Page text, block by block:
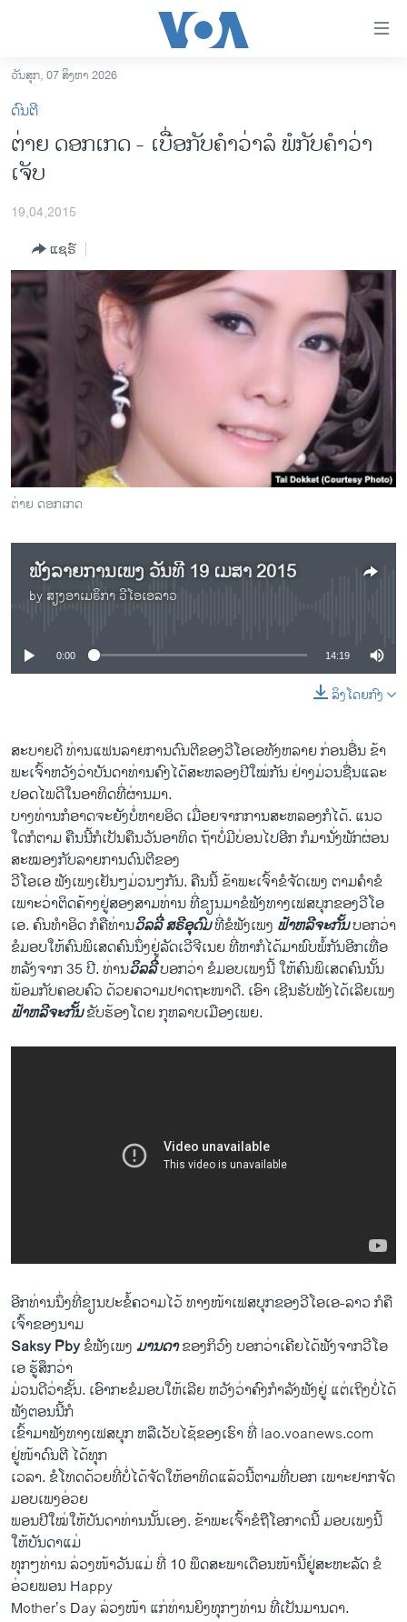
ເຂົ້າ
ຫາ
ຂ້າມ
ຂ້າມ
ຂ້າມ
ຫາ
ລາວ
ອາເມຣິກາ
ຂ່າວ​ຈີນ
ໂລກ
ເອເຊຍ
ອິດສະຫຼະພາບດ້ານການຂ່າວ
ຊີວິດຊາວລາວ
ຊຸມຊົນຊາວລາວ
ວິທະຍາສາດ-ເທັກໂນໂລຈີ
ທຸລະກິດ
ພາສາອັງກິດ
ລາຍການກະຈາຍສຽງ
ຕິດຕາມພວກເຮົາ ທີ່
ວັນສຸກ, 07 ສິງຫາ 2026
ດົນຕີ
ຕ່າຍ ດອກເກດ - ເບື່ອກັບຄຳວ່າລໍ ພໍກັບຄຳວ່າ
ເຈັບ
19,04,2015
ແຊຣ໌
ຕ່າຍ ດອກເກດ
ຟັງລາຍການເພງ ວັນທີ 19 ເມສາ 2015
by ສຽງອາເມຣິກາ ວີໂອເອລາວ
No media source currently available
0:00 14:19
ລິງໂດຍກົງ
ສະບາ​ຍດີ ທ່ານ​ແຟນລາຍການ​ດົນຕີ​ຂອງ​ວີ​ໂອ​ເອທັງຫລາຍ ກ່ອນ​ອື່ນ ຂ້າ
ພະ​ເຈົ້າຫວັງ​ວ່າ​ບັນດາ​ທ່ານ​ຄົງ​ໄດ້ສະຫລອງປີ​ໃໝ່​ກັນ ຢ່າງ​ມ່ວນ​ຊື່ນແລະ​
ປອດ​ໄພ​ດີໃນ​ອາທິດ​ທີ່​ຜ່ານ​ມາ.
ບາງ​ທ່ານ​ກໍ​ອາດ​ຈະ​ຍັງ​ບໍ່​ຫາຍ​ອິດ ​ເມື່ອຍ​ຈາກ​ການ​ສະຫລອງ​ກໍ​ໄດ້. ​ແນວ​
ໃດ​ກໍ​ຕາມ ຄືນ​ນີ້​ກໍ​ເປັນ​ຄືນ​ວັນ​ອາທິດ ຖ້າ​ບໍ່​ມີ​ບ່ອນ​ໄປ​ອີກ ກໍ​ມາ​ນັ່ງ​ພັກ​ຜ່​ອນ
ສະ​ໝອງ​ກັບ​ລາຍ​ການດົນຕີ​ຂອງ
ວີ​ໂອ​ເອ ຟັງເພງ​ເຢັນໆ​ມ່ວນໆ​ກັນ. ຄືນ​ນີ້ ຂ້າພະ​ເຈົ້າ​ຂໍ​ຈັດ​ເພງ ຕາມ​ຄຳ​ຂໍ​ ​
ເພາະວ່າ​ຕິດ​ຄ້າງ​ຢູ່​ສອງ​ສາມ​ທ່ານ ທີ່​ຂຽນ​ມາ​ຂໍ​ຟັງ​ທາງ​ເຟສບຸກຂອງ​ວີ​ໂອ​
ເອ. ຄົນທຳ​ອິດ ກໍ​ຄືທ່ານ​ວິລລີ່ ສຣີອຸດົມທີ່​ຂໍ​ຟັງ​ເພງ ຟ້າ​ຫລີ​ຈະ​ກັ້ນບອກ​ວ່າ
​ຂໍ​ມອບ​ໃຫ້​ຄົນ​ພິ​ເສດ​ຄົນ​ນຶ່ງຢູ່​ລັດ​ເວີ​ຈີ​ເນ​ຍ ທີ່​ຫາ​ກໍ​ໄດ້​ມາ​ພົບ​ພໍ້​ກັນ​ອີກ​ເທື່ອ
ຫລັງ​ຈາກ 35 ປີ. ທ່ານ​ວິລລີ່ບອກ​ວ່າ ຂໍ​ມອບ​ເພງ​ນີ້ ​ໃຫ້​ຄົນ​ພິ​ເສດ​ຄົນ​ນັ້ນ ​
ພ້ອມ​ກັບ​ຄອບຄົວ ດ້ວຍຄວາມ​ປາດ​ຖະໜາ​ດີ. ​ເອົາ ​ເຊີນ​ຮັບ​ຟັງ​ໄດ້​ເລີຍ​ເພງ
ຟ້າ​ຫລີ​ຈະ​ກັ້ນຂັບ​ຮ້ອງ​ໂດຍ ກຸຫລາບ​ເມືອງ​ເພຍ.
ອີກ​ທ່ານ​ນຶ່ງ​ທີ່ຂຽນປະ​ຂໍ້ຄວາມ​ໄວ້ ທາງໜ້າ​ເຟສບຸກຂອງ​ວີ​ໂອ​ເອ-ລາວ ກໍ​ຄື
ເຈົ້າຂອງນາມ
Saksy Pbyຂໍ​ຟັງ​ເພງມານ​ດາຂອງ​ກິ​ວົງ ບອກ​ວ່າ​ເຄີຍ​ໄດ້​ຟັງ​ຈາກ​ວີ​ໂອ​
ເອ ຮູ້ສຶກ​ວ່າ​
ມ່ວນ​ດີ​ວ່າ​ຊັ້ນ. ​ເອົາ​ກະ​ຂໍ​ມອບ​ໃຫ້​ເລີ​ຍ ຫວັງ​ວ່າ​ຄົງ​ກຳລັງ​ຟັງ​ຢູ່ ​ແຕ່ເຖິງ​ບໍ່​ໄດ້​
ຟັງ​ຕອນ​ນີ້​ກໍ
ເຂົ້າ​ມາ​ຟັງ​ທາງ​ເຟສບຸກ ຫລື​ເວັບ​ໄຊ້ຂອງ​ເຮົາ​ ທີ່ lao.voanews.com ​
ຢູ່ໜ້າ​ດົນ​ຕີ ໄດ້​ທຸກ
ເວລາ. ຂໍ​ໂທດ​ດ້ວຍ​ທີ່​ບໍ່​ໄດ້​ຈັດ​ໃຫ້​ອາທິດ​ແລ້ວ​ນີ້ຕາມ​ທີ່​ບອກ ​ເພາະ​ຢາກ​ຈັດ​
ມອບ​ເພງ​ອ່ວຍ
ພອນ​ປີ​ໃໝ່​ໃຫ້​ບັນດາ​ທ່ານ​ນັ້ນ​ເອງ. ຂ້າພະ​ເຈົ້າ​ຂໍ​ຖື​ໂອກາດ​ນີ້ ມອບ​ເພງ​ນີ້​
ໃຫ້​ບັນດາ​ແມ່
ທຸກໆທ່ານ ລ່ວງ​ໜ້າວັນແມ່ ທີ່ 10 ພຶດສະພາ​ເດືອ​ນໜ້າ​ນີ້ຢູ່​ສະຫະລັດ ຂໍ​
ອ່ວຍ​ພອນ Happy
Mother’s Day ​ລ່ວງ​ໜ້າ ແກ່​ທ່ານຍິງທຸກໆ​ທ່ານ ທີ່ເປັນມານດາ.